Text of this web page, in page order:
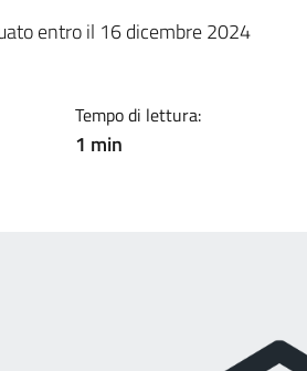
entro il 16 dicembre 2024
Tempo di lettura:
1 min